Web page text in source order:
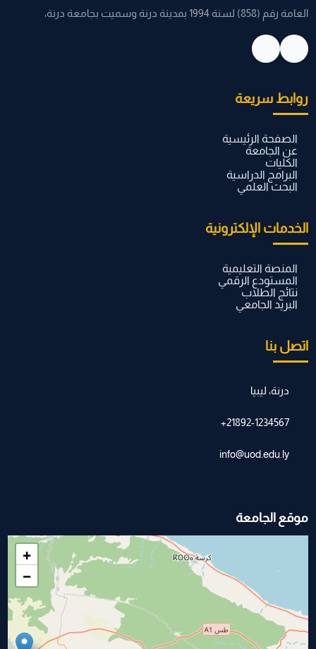
العامة رقم (858) لسنة 1994 بمدينة درنة وسميت بجامعة درنة،
روابط سريعة
الصفحة الرئيسية
عن الجامعة
الكليات
البرامج الدراسية
البحث العلمي
الخدمات الإلكترونية
المنصة التعليمية
المستودع الرقمي
نتائج الطلاب
البريد الجامعي
اتصل بنا
درنة، ليبيا
21892-1234567+
info@uod.edu.ly
موقع الجامعة
+
−